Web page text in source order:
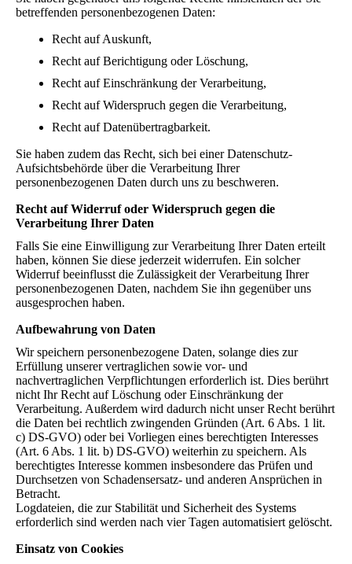
betreffenden personenbezogenen Daten:
Recht auf Auskunft,
Recht auf Berichtigung oder Löschung,
Recht auf Einschränkung der Verarbeitung,
Recht auf Widerspruch gegen die Verarbeitung,
Recht auf Datenübertragbarkeit.
Sie haben zudem das Recht, sich bei einer Datenschutz-
Aufsichtsbehörde über die Verarbeitung Ihrer
personenbezogenen Daten durch uns zu beschweren.
Recht auf Widerruf oder Widerspruch gegen die
Verarbeitung Ihrer Daten
Falls Sie eine Einwilligung zur Verarbeitung Ihrer Daten erteilt
haben, können Sie diese jederzeit widerrufen. Ein solcher
Widerruf beeinflusst die Zulässigkeit der Verarbeitung Ihrer
personenbezogenen Daten, nachdem Sie ihn gegenüber uns
ausgesprochen haben.
Aufbewahrung von Daten
Wir speichern personenbezogene Daten, solange dies zur
Erfüllung unserer vertraglichen sowie vor- und
nachvertraglichen Verpflichtungen erforderlich ist. Dies berührt
nicht Ihr Recht auf Löschung oder Einschränkung der
Verarbeitung. Außerdem wird dadurch nicht unser Recht berührt
die Daten bei rechtlich zwingenden Gründen (Art. 6 Abs. 1 lit.
c) DS-GVO) oder bei Vorliegen eines berechtigten Interesses
(Art. 6 Abs. 1 lit. b) DS-GVO) weiterhin zu speichern. Als
berechtigtes Interesse kommen insbesondere das Prüfen und
Durchsetzen von Schadensersatz- und anderen Ansprüchen in
Betracht.
Logdateien, die zur Stabilität und Sicherheit des Systems
erforderlich sind werden nach vier Tagen automatisiert gelöscht.
Einsatz von Cookies